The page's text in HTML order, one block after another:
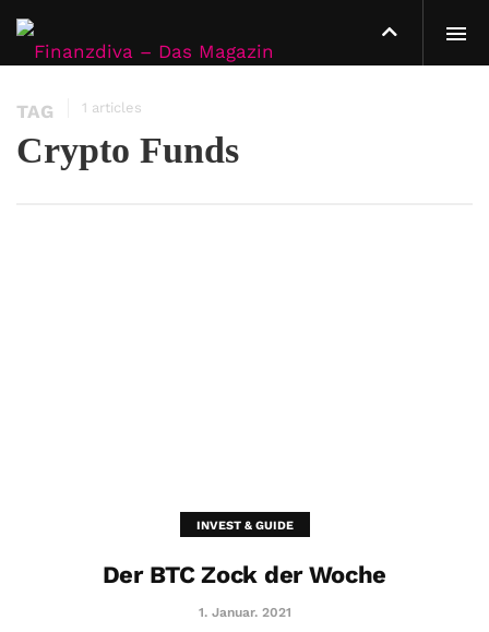
TAG 1 articles
Crypto Funds
INVEST & GUIDE
Der BTC Zock der Woche
1. Januar. 2021